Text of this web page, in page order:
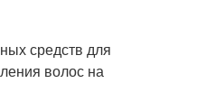
средств для
волос на